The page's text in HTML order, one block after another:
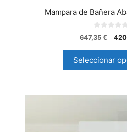
Mampara de Bañera
0
d
5
647,35€
Seleccionar